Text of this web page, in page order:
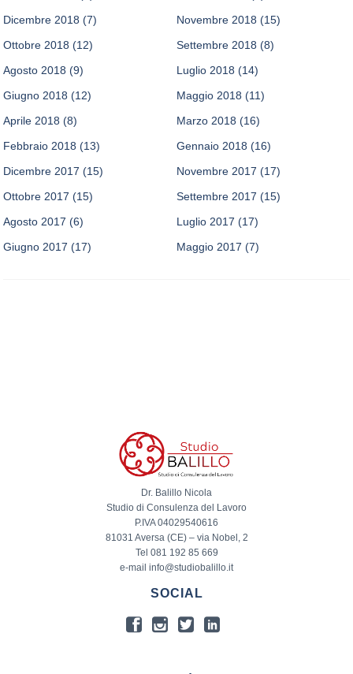
Dicembre 2018 (7) Novembre 2018 (15)
Ottobre 2018 (12) Settembre 2018 (8)
Agosto 2018 (9) Luglio 2018 (14)
Giugno 2018 (12) Maggio 2018 (11)
Aprile 2018 (8) Marzo 2018 (16)
Febbraio 2018 (13) Gennaio 2018 (16)
Dicembre 2017 (15) Novembre 2017 (17)
Ottobre 2017 (15) Settembre 2017 (15)
Agosto 2017 (6) Luglio 2017 (17)
Giugno 2017 (17) Maggio 2017 (7)
Dr. Balillo Nicola
Studio di Consulenza del Lavoro
P.IVA 04029540616
81031 Aversa (CE) – via Nobel, 2
Tel 081 192 85 669
e-mail info@studiobalillo.it
SOCIAL